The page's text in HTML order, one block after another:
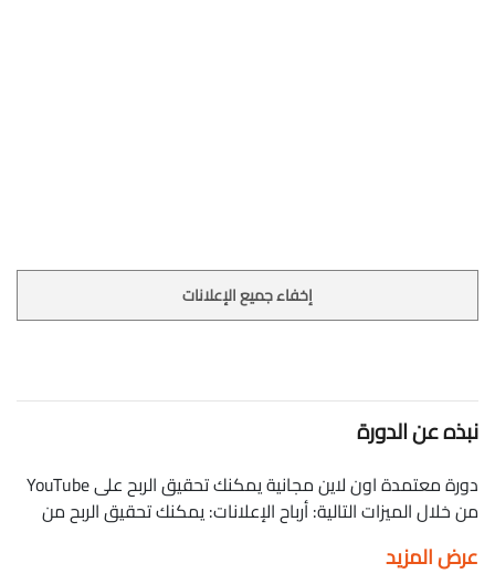
إخفاء جميع الإعلانات
نبذه عن الدورة
دورة معتمدة اون لاين مجانية يمكنك تحقيق الربح على YouTube
من خلال الميزات التالية: أرباح الإعلانات: يمكنك تحقيق الربح من
الفيديو وإعلانات الفيديو. الاشتراكات الداعمة للقنوات: يسدّد
عرض المزيد